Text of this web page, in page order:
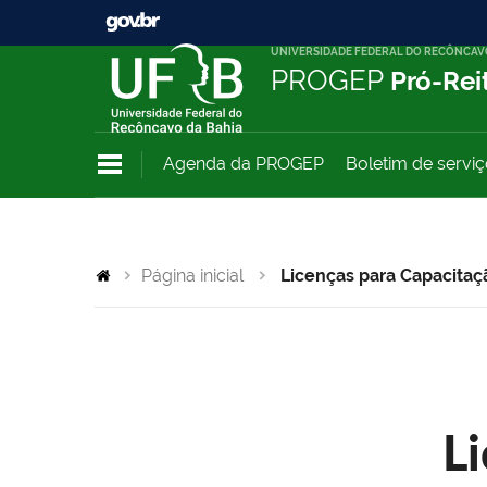
UNIVERSIDADE FEDERAL DO
PROGEP Pró-
Agenda da PROGEP Boletim de
Página inicial Licenças para